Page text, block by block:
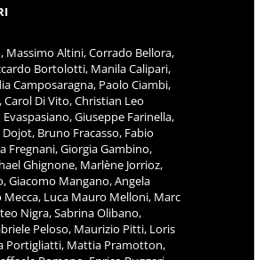
Massimo Altini, Corrado Bellora,
Bortolotti, Manila Calipari,
Camposaragna, Paolo Ciambi,
Di Vito, Christian Leo
Giuseppe Farinella,
Bruno Fracasso, Fabio
Fregnani, Giorgia Gambino,
Ghignone, Marlène Jorrioz,
Giacomo Mangano, Angela
Mecca, Luca Mauro Melloni, Marc
Nigra, Sabrina Olibano,
Peloso, Maurizio Pitti, Loris
Portigliatti, Mattia Pramotton,